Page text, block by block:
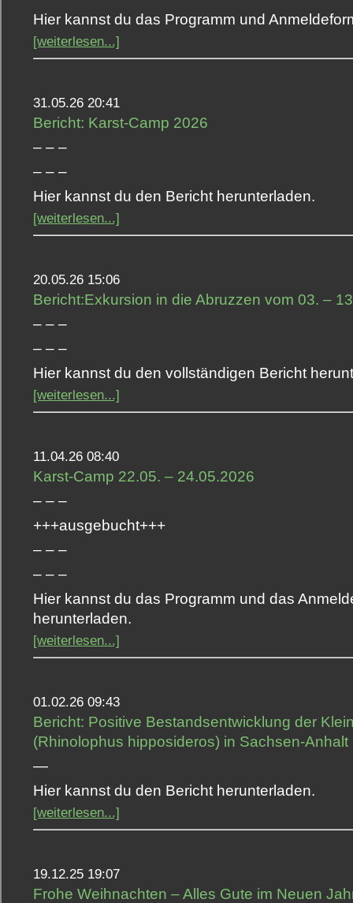
Hier kannst du das Programm und
[weiterlesen...]
31.05.26 20:41
Bericht: Karst-Camp 2026
– – –
– – –
Hier kannst du den Bericht herunterladen.
[weiterlesen...]
20.05.26 15:06
Bericht:Exkursion in die Abruzzen vom 03. –
– – –
– – –
Hier kannst du den vollständigen Bericht
[weiterlesen...]
11.04.26 08:40
Karst-Camp 22.05. – 24.05.2026
– – –
+++ausgebucht+++
– – –
– – –
Hier kannst du das Programm und das
herunterladen.
[weiterlesen...]
01.02.26 09:43
Bericht: Positive Bestandsentwicklung der
(Rhinolophus hipposideros) in Sachsen-Anhalt
—
Hier kannst du den Bericht herunterladen.
[weiterlesen...]
19.12.25 19:07
Frohe Weihnachten – Alles Gute im Neuen